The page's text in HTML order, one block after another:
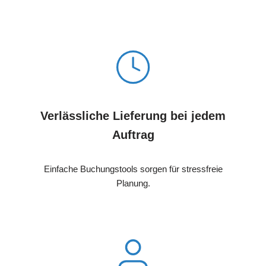
Verlässliche Lieferung bei jedem
Auftrag
Einfache Buchungstools sorgen für stressfreie
Planung.